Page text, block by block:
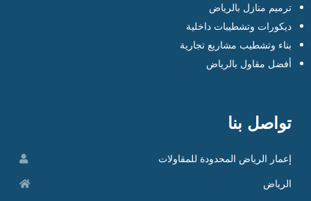
ترميم منازل بالرياض
ديكورات وتشطيبات داخلية
بناء وتشطيب مشاريع تجارية
أفضل مقاول بالرياض
تواصل بنا
إعمار الرياض المحدودة للمقاولات
الرياض